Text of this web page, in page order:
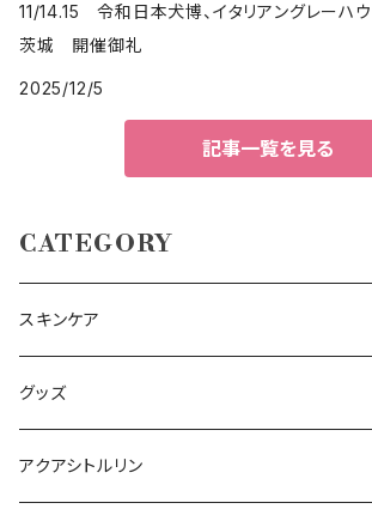
11/14.15 令和日本犬博、イタリアングレーハ
茨城 開催御礼
2025/12/5
記事一覧を見る
CATEGORY
スキンケア
コスメセット
化粧水
グッズ
エコバッグ
アクアシトルリン